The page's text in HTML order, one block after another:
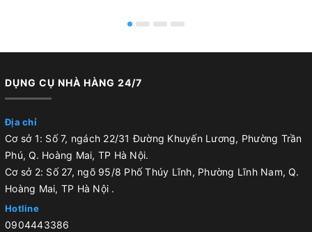
DỤNG CỤ NHÀ HÀNG 24/7
Địa chỉ
Cơ sở 1: Số 7, ngách 22/31 Đường Khuyến Lương, Phường Trần
Phú, Q. Hoàng Mai, TP Hà Nội.
Cơ sở 2: Số 27, ngõ 95/8 Phố Thúy Lĩnh, Phường Lĩnh Nam, Q.
Hoàng Mai, TP Hà Nội .
Hotline
0904443386